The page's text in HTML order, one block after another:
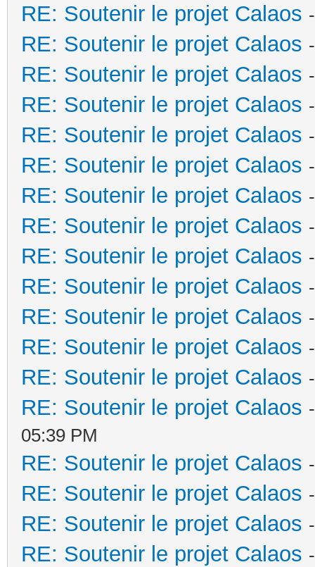
RE: Soutenir le projet Calaos
RE: Soutenir le projet Calaos
RE: Soutenir le projet Calaos
RE: Soutenir le projet Calaos
RE: Soutenir le projet Calaos
RE: Soutenir le projet Calaos
RE: Soutenir le projet Calaos
RE: Soutenir le projet Calaos
RE: Soutenir le projet Calaos
RE: Soutenir le projet Calaos
RE: Soutenir le projet Calaos
RE: Soutenir le projet Calaos
RE: Soutenir le projet Calaos
RE: Soutenir le projet Calaos
05:39 PM
RE: Soutenir le projet Calaos
RE: Soutenir le projet Calaos
RE: Soutenir le projet Calaos
RE: Soutenir le projet Calaos